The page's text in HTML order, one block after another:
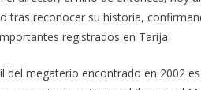
tras reconocer su historia,
registrados en Tarija.
del megaterio encontrado en 2002